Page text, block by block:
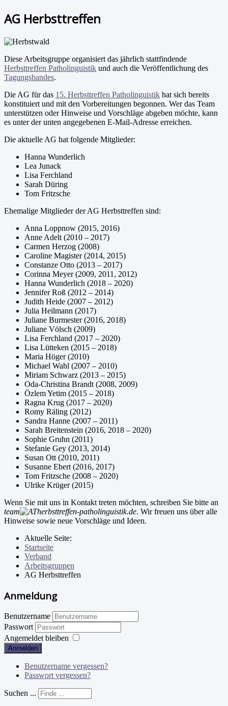
AG Herbsttreffen
Diese Arbeitsgruppe organisiert das jährlich stattfindende
Herbsttreffen Patholinguistik und auch die Veröffentlichung des
Tagungsbandes.
Die AG für das 15. Herbsttreffen Patholinguistik hat sich bereits
konstituiert und mit den Vorbereitungen begonnen. Wer das Team
unterstützen oder Hinweise und Vorschläge abgeben möchte, kann
es unter der unten angegebenen E-Mail-Adresse erreichen.
Die aktuelle AG hat folgende Mitglieder:
Hanna Wunderlich
Lea Junack
Lisa Ferchland
Sarah Düring
Tom Fritzsche
Ehemalige Mitglieder der AG Herbsttreffen sind:
Anna Loppnow (2015, 2016)
Anne Adelt (2010 – 2017)
Carmen Herzog (2008)
Caroline Magister (2014, 2015)
Constanze Otto (2013 – 2017)
Corinna Meyer (2009, 2011, 2012)
Hanna Wunderlich (2018 – 2020)
Jennifer Roß (2012 – 2014)
Judith Heide (2007 – 2012)
Julia Heilmann (2017)
Juliane Burmester (2016, 2018)
Juliane Völsch (2009)
Lisa Ferchland (2017 – 2020)
Lisa Lütteken (2015 – 2018)
Maria Höger (2010)
Michael Wahl (2007 – 2010)
Miriam Schwarz (2013 – 2015)
Oda-Christina Brandt (2008, 2009)
Özlem Yetim (2015 – 2018)
Ragna Krug (2017 – 2020)
Romy Räling (2012)
Sandra Hanne (2007 – 2011)
Sarah Breitenstein (2016, 2018 – 2020)
Sophie Gruhn (2011)
Stefanie Gey (2013, 2014)
Susan Ott (2010, 2011)
Susanne Ebert (2016, 2017)
Tom Fritzsche (2008 – 2020)
Ulrike Krüger (2015)
Wenn Sie mit uns in Kontakt treten möchten, schreiben Sie bitte an
team
herbsttreffen-patholinguistik.de. Wir freuen uns über alle
Hinweise sowie neue Vorschläge und Ideen.
Aktuelle Seite:
Startseite
Verband
Arbeitsgruppen
AG Herbsttreffen
Anmeldung
Benutzername
Passwort
Angemeldet bleiben
Anmelden
Benutzername vergessen?
Passwort vergessen?
Suchen ...